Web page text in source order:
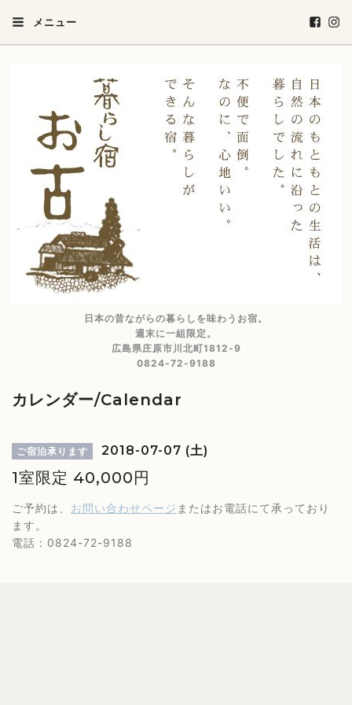
メニュー
日本の昔ながらの暮らしを味わうお宿。
週末に一組限定。
広島県庄原市川北町1812-9
0824-72-9188
カレンダー/Calendar
ご宿泊承ります 2018-07-07 (土)
1室限定 40,000円
ご予約は、 お問い合わせページ またはお電話にて承っており
ます。
電話：0824-72-9188